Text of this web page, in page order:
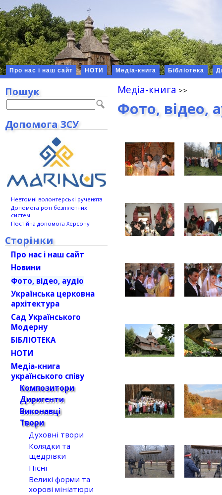
Про нас і наш сайт НОТИ Медіа-книга Бібліотека
Медіа-книга
Фото, відео,
Пошук
Допомога ЗСУ
Невтомні волонтерські рученята
Допомога роті безпілотних
систем
Постійна допомога Херсону
Сторінки
Про нас і наш сайт
Новини
Фото, відео, аудіо
Українська церковна
архітектура
Сад Українського
Модерну
БІБЛІОТЕКА
НОТИ
Медіа-книга
українського співу
Композитори
Диригенти
Виконавці
Твори
Духовні твори
Колядки та
щедрівки
Пісні
Великі форми та
хорові мініатюри